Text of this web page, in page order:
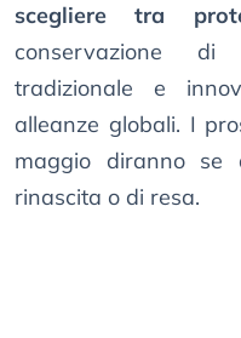
scegliere tra
conservazione
tradizionale e
alleanze globali. I
maggio diranno
rinascita o di resa.